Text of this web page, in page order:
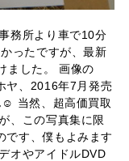
務所より車で10分
ったですが、最新
ました。 画像の
ヤ、2016年7月発売
当然、超高価買取
、この写真集に限
です、僕もよみます
オやアイドルDVD